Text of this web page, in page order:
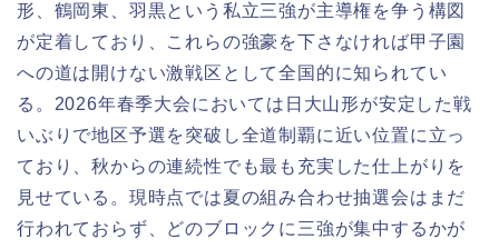
形、鶴岡東、羽黒という私立三強が主導権を争う構図
が定着しており、これらの強豪を下さなければ甲子園
への道は開けない激戦区として全国的に知られてい
る。2026年春季大会においては日大山形が安定した戦
いぶりで地区予選を突破し全道制覇に近い位置に立っ
ており、秋からの連続性でも最も充実した仕上がりを
見せている。現時点では夏の組み合わせ抽選会はまだ
行われておらず、どのブロックに三強が集中するかが